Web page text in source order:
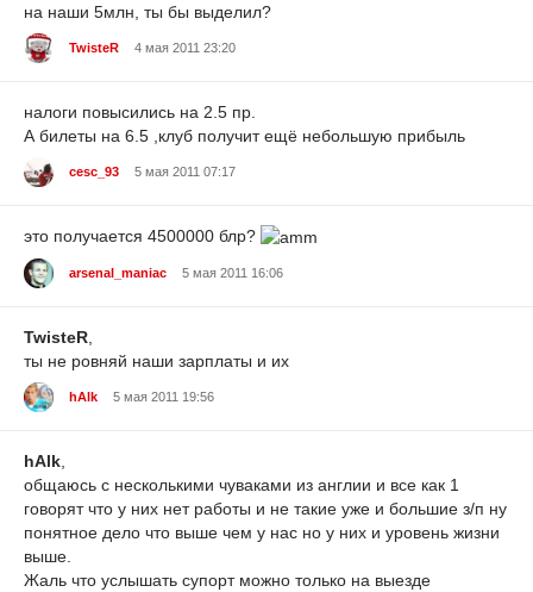
на наши 5млн, ты бы выделил?
TwisteR 4 мая 2011 23:20
налоги повысились на 2.5 пр.
А билеты на 6.5 ,клуб получит ещё небольшую прибыль
cesc_93 5 мая 2011 07:17
это получается 4500000 блр?
arsenal_maniac 5 мая 2011 16:06
TwisteR
ты не ровняй наши зарплаты и их
hAlk 5 мая 2011 19:56
hAlk
общаюсь с несколькими чуваками из англии и все как 1
говорят что у них нет работы и не такие уже и большие з/п ну
понятное дело что выше чем у нас но у них и уровень жизни
выше.
Жаль что услышать супорт можно только на выезде